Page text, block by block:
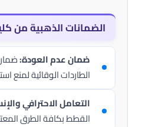
الضمانات الذهبية من
ضمان عدم العودة:
الطاردات الوقائية لمنع
التعامل الاحترافي
القطط بكافة الطرق